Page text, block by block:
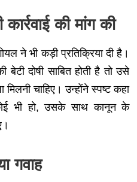
की मांग की
ने भी कड़ी प्रतिक्रिया दी है।
दोषी साबित होती है तो उसे
चाहिए। उन्होंने स्पष्ट कहा
भी हो, उसके साथ कानून के
गवाह